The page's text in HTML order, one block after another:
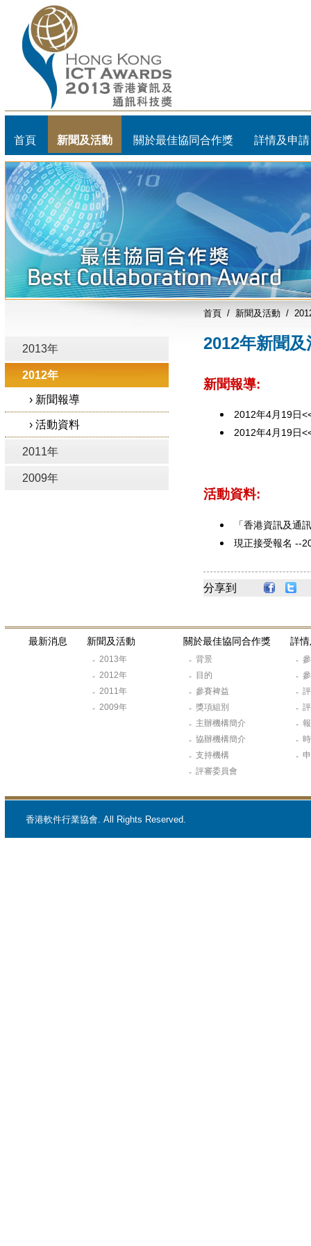
首頁 新聞及活動 關於最佳協同合作獎 詳情及申請
首頁/ 新聞及活動 /
2013年
2012年
› 新聞報導
› 活動資料
2011年
2009年
2012年新聞及
新聞報導:
2012年4月19日
2012年4月19日
活動資料:
「香港資訊及通
現正接受報名 --
分享到
最新消息 新聞及活動
- 2013年
- 2012年
- 2011年
- 2009年
關於最佳協同合作獎
- 背景
- 目的
- 參賽裨益
- 獎項組別
- 主辦機構簡介
- 協辦機構簡介
- 支持機構
- 評審委員會
詳
-
-
-
-
-
-
-
香港軟件行業協會. All Rights Reserved.